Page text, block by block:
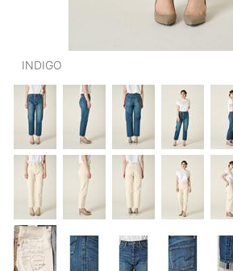
PANTS/SKIRT : パンツ・スカート
TOPS : トップス
OUTERS : アウター
OUTLET : アウトレット
MENS : メンズ
LADIES : レディース
新規会員登録
INDIGO